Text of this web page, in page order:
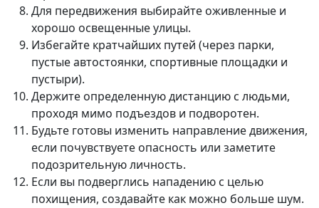
Для передвижения выбирайте оживленные и
хорошо освещенные улицы.
Избегайте кратчайших путей (через парки,
пустые автостоянки, спортивные площадки и
пустыри).
Держите определенную дистанцию с людьми,
проходя мимо подъездов и подворотен.
Будьте готовы изменить направление движения,
если почувствуете опасность или заметите
подозрительную личность.
Если вы подверглись нападению с целью
похищения, создавайте как можно больше шум.